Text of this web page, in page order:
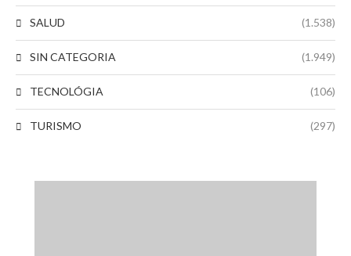
SALUD (1.538)
SIN CATEGORIA (1.949)
TECNOLÓGIA (106)
TURISMO (297)